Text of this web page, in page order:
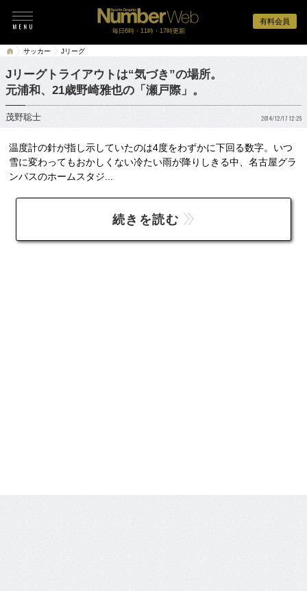
有料会員
毎日6時・11時・17時更新
サッカー Jリーグ
Jリーグトライアウトは“気づき”の場所。
元浦和、21歳野崎雅也の「瀬戸際」。
茂野聡士 2014/12/17 12:25
温度計の針が指し示していたのは4度をわずかに下回る数字。いつ
雪に変わってもおかしくない冷たい雨が降りしきる中、名古屋グラ
ンパスのホームスタジ...
続きを読む